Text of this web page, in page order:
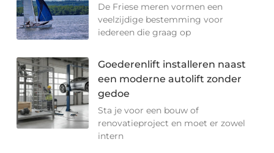
De Friese meren vormen een
veelzijdige bestemming voor
iedereen die graag op
Goederenlift installeren naast
een moderne autolift zonder
gedoe
Sta je voor een bouw of
renovatieproject en moet er zowel
intern